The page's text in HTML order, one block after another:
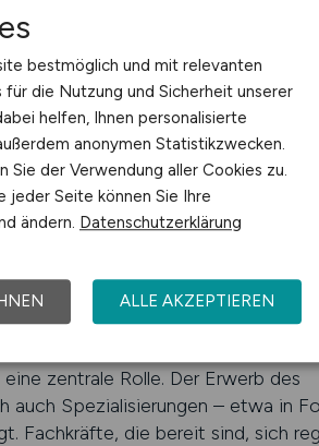
sondern auch Planung und
steuern. Eine spezialisierte
zu vergleichen,
Volkswirtschaft oder
Steuerrecht. Viele Arbeitgeber
Wer sich frühzeitig auf
übernehmen.
zentrale Rolle. Der Erwerb des
Spezialisierungen – etwa in
Fachkräfte, die bereit sind, sich
bestmöglich und mit relevanten
für die Nutzung und Sicherheit unserer
helfen, Ihnen personalisierte
anonymen Statistikzwecken.
Sie der Verwendung aller Cookies zu.
jeder Seite können Sie Ihre
ändern. Datenschutzerklärung
ALLE AKZEPTIEREN